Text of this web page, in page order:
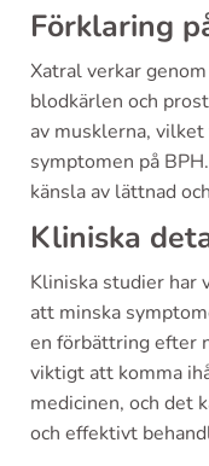
Förklaring
Xatral verkar
blodkärlen och
av musklerna,
symptomen på
känsla av lättnad
Kliniska
Kliniska studier har
att minska
en förbättring efter
viktigt att komma
medicinen, och det
och effektivt